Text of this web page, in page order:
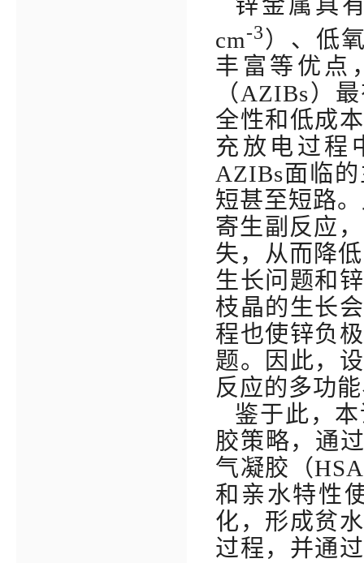
锌金属具
cm-3 ）、低
丰富等优点
（AZIBs）
全性和低成
充放电过程
AZIBs面临
短甚至短路
寄生副反应
失，从而降低
生长问题和
枝晶的生长
程也使锌负
题。因此，
反应的多功
鉴于此，
胶策略，通
气凝胶（HSA
和亲水特性
化，形成贫
过程，并通